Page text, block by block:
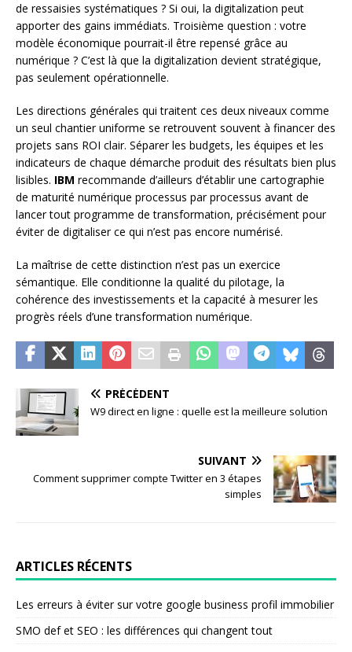
de ressaisies systématiques ? Si oui, la digitalization peut
apporter des gains immédiats. Troisième question : votre
modèle économique pourrait-il être repensé grâce au
numérique ? C’est là que la digitalization devient stratégique,
pas seulement opérationnelle.
Les directions générales qui traitent ces deux niveaux comme
un seul chantier uniforme se retrouvent souvent à financer des
projets sans ROI clair. Séparer les budgets, les équipes et les
indicateurs de chaque démarche produit des résultats bien plus
lisibles. IBM recommande d’ailleurs d’établir une cartographie
de maturité numérique processus par processus avant de
lancer tout programme de transformation, précisément pour
éviter de digitaliser ce qui n’est pas encore numérisé.
La maîtrise de cette distinction n’est pas un exercice
sémantique. Elle conditionne la qualité du pilotage, la
cohérence des investissements et la capacité à mesurer les
progrès réels d’une transformation numérique.
PRÉCÉDENT
W9 direct en ligne : quelle est la meilleure solution
SUIVANT
Comment supprimer compte Twitter en 3 étapes
simples
ARTICLES RÉCENTS
Les erreurs à éviter sur votre google business profil immobilier
SMO def et SEO : les différences qui changent tout